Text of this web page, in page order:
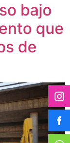
bajo
que
de